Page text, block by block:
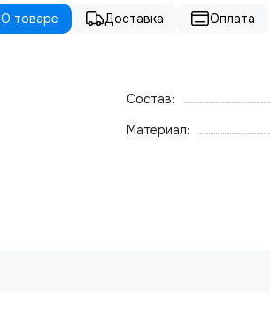
О товаре Доставка Оплата
Состав:
Материал: